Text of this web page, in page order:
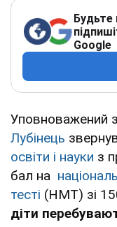
Будьте
Google
Уповноважений
Лубінець
освіти і науки з
бал на
тесті (НМТ) зі
діти